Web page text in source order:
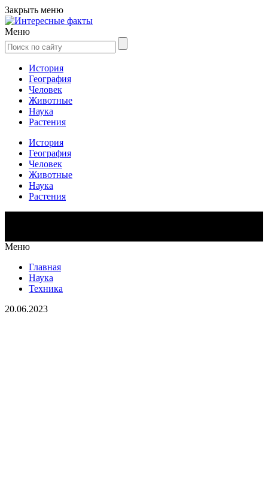
Закрыть меню
Меню
История
География
Человек
Животные
Наука
Растения
История
География
Человек
Животные
Наука
Растения
Меню
Главная
Наука
Техника
20.06.2023